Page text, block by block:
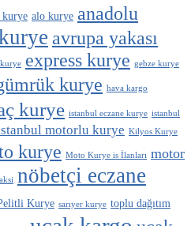
alo kurye anadolu
avrupa yakası
express kurye gebze kurye
kurye hava kargo
kurye istanbul eczane kurye istanbul
motorlu kurye Kilyos Kurye
kurye Moto Kurye is İlanları motor
nöbetçi eczane
Kurye sarıyer kurye toplu dağıtım